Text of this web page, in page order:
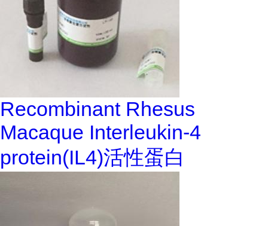
Recombinant Rhesus
Macaque Interleukin-4
protein(IL4)活性蛋白